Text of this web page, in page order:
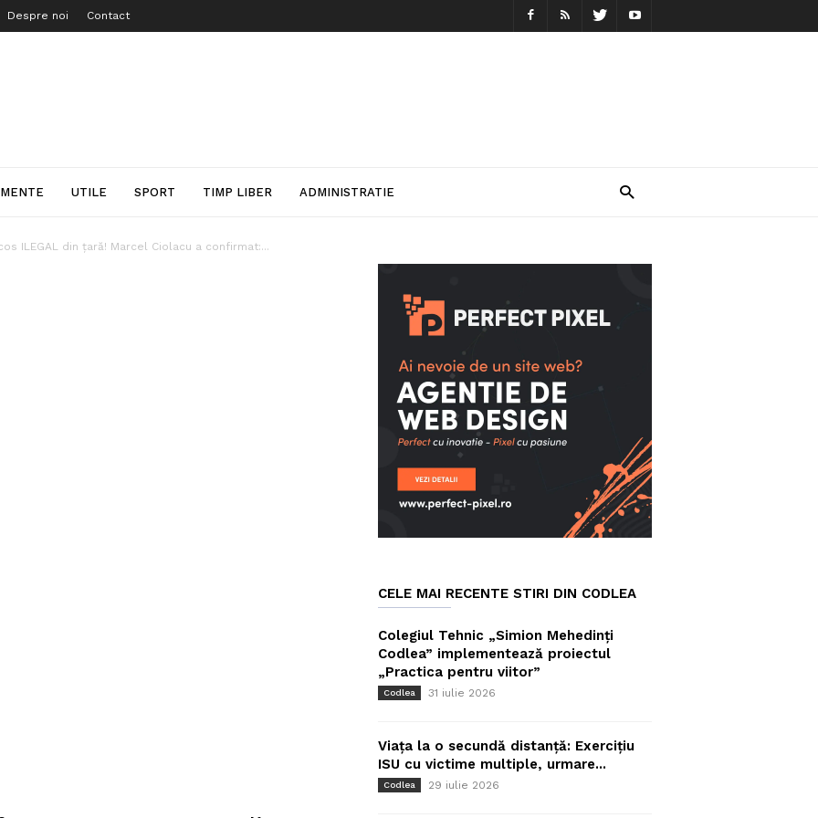
Despre noi Contact
UTILE SPORT TIMP LIBER ADMINISTRATIE
ILEGAL din țară! Marcel Ciolacu a confirmat:...
CELE MAI RECENTE STIRI DIN CODLEA
Colegiul Tehnic „Simion Mehedinți
Codlea” implementează proiectul
„Practica pentru viitor”
Codlea 31 iulie 2026
Viața la o secundă distanță: Exercițiu
ISU cu victime multiple, urmare...
Codlea 29 iulie 2026